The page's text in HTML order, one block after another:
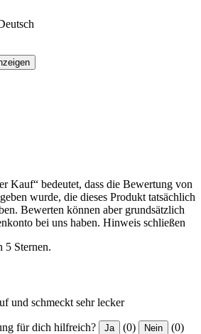
Kauf“ bedeutet, dass die Bewertung von
wurde, die dieses Produkt tatsächlich
Bewerten können aber grundsätzlich
bei uns haben. Hinweis schließen
5 Sternen.
und schmeckt sehr lecker
für dich hilfreich? Ja (0) Nein (0)